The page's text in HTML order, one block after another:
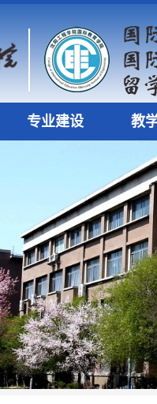
专业建设 教